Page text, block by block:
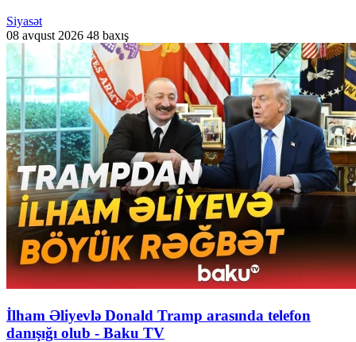
Siyasət
08 avqust 2026 48 baxış
İlham Əliyevlə Donald Tramp arasında telefon
danışığı olub - Baku TV